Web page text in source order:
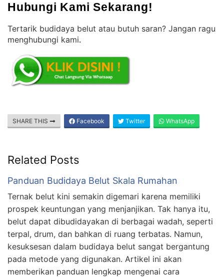
Hubungi Kami Sekarang!
Tertarik budidaya belut atau butuh saran? Jangan ragu
menghubungi kami.
SHARE THIS Facebook Twitter WhatsApp
Related Posts
Panduan Budidaya Belut Skala Rumahan
Ternak belut kini semakin digemari karena memiliki
prospek keuntungan yang menjanjikan. Tak hanya itu,
belut dapat dibudidayakan di berbagai wadah, seperti
terpal, drum, dan bahkan di ruang terbatas. Namun,
kesuksesan dalam budidaya belut sangat bergantung
pada metode yang digunakan. Artikel ini akan
memberikan panduan lengkap mengenai cara